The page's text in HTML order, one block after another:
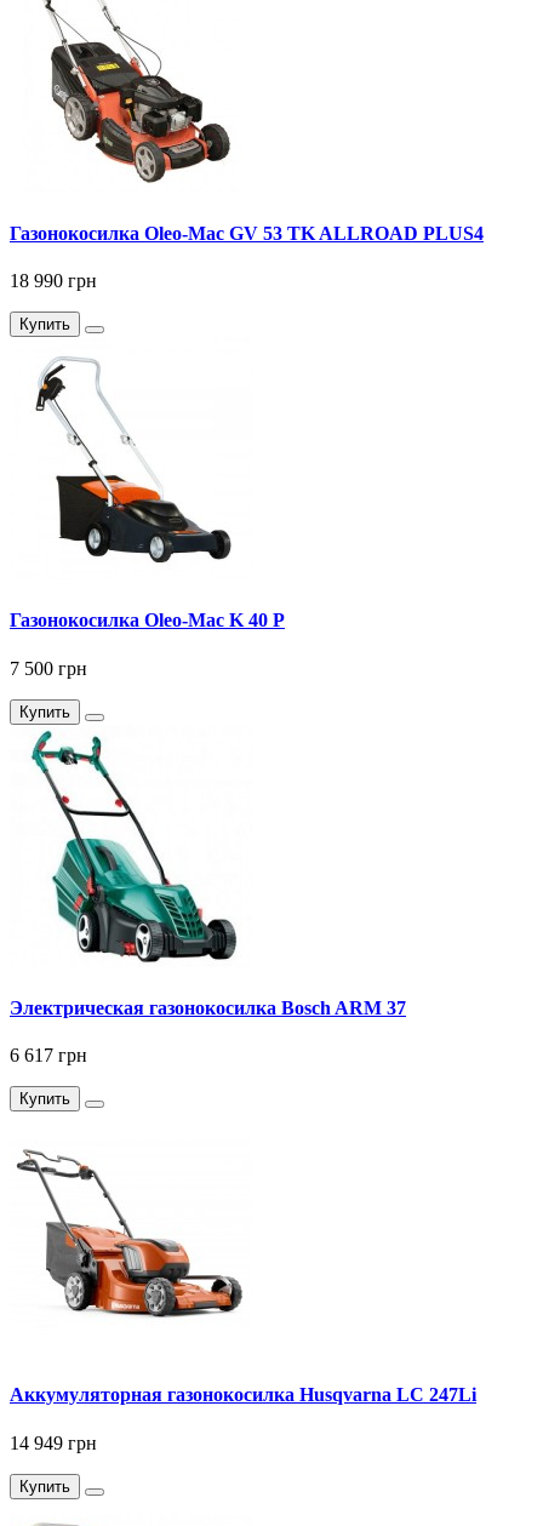
Газонокосилка Оlео-Маc GV 53 TK ALLROAD PLUS4
18 990 грн
Купить
Газонокосилка Оlео-Маc K 40 P
7 500 грн
Купить
Электрическая газонокосилка Bosch ARM 37
6 617 грн
Купить
Аккумуляторная газонокосилка Husqvarna LC 247Li
14 949 грн
Купить